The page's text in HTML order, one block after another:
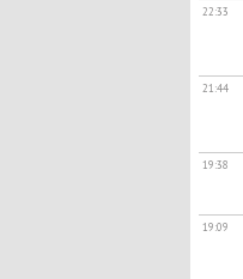
22:33
21:44
19:38
19:09